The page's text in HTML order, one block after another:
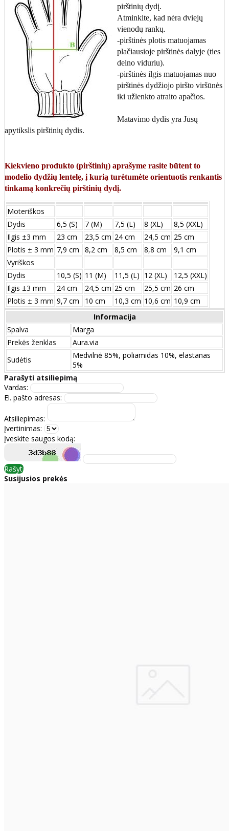
pirštinių dydį.
Atminkite, kad nėra dviejų
vienodų rankų.
-pirštinės plotis matuojamas
plačiausioje pirštinės dalyje (ties
delno viduriu).
-pirštinės ilgis matuojamas nuo
pirštinės dydžiojo piršto viršūnės
iki užlenkto atraito apačios.
Matavimo dydis yra Jūsų
apytikslis pirštinių dydis.
Kiekvieno produkto (pirštinių) aprašyme rasite būtent to
modelio dydžių lentelę, į kurią turėtumėte orientuotis renkantis
tinkamą konkrečių pirštinių dydį.
Moteriškos
Dydis
6,5 (S) 7 (M) 7,5 (L) 8 (XL)
8,5 (XXL)
Ilgis ±3 mm
23 cm 23,5 cm 24 cm 24,5 cm 25 cm
Plotis ± 3 mm 7,9 cm 8,2 cm 8,5 cm 8,8 cm
9,1 cm
Vyriškos
Dydis
10,5 (S) 11 (M) 11,5 (L) 12 (XL)
12,5 (XXL)
Ilgis ±3 mm
24 сm 24,5 сm 25 сm 25,5 сm 26 сm
Plotis ± 3 mm 9,7 сm 10 сm 10,3 сm 10,6 сm 10,9 сm
Informacija
Spalva
Marga
Prekės ženklas
Aura.via
Sudėtis
Medvilnė 85%, poliamidas 10%, elastanas
5%
Parašyti atsiliepimą
Vardas:
El. pašto adresas:
Atsiliepimas:
Įvertinimas:
Įveskite saugos kodą:
Rašyti
Susijusios prekės